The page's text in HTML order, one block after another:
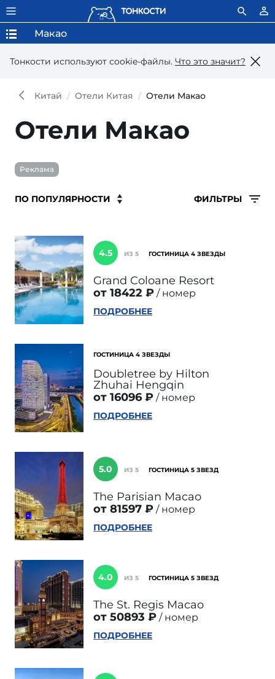
Тонкости используют сookie-файлы. Что это значит?
Макао
Китай Отели Китая Отели Макао
Отели Макао
Реклама
ФИЛЬТРЫ
4.5 ИЗ 5 ГОСТИНИЦА 4 ЗВЕЗДЫ
Grand Coloane Resort
от 18422 ₽
номер
ПОДРОБНЕЕ
ГОСТИНИЦА 4 ЗВЕЗДЫ
Doubletree by Hilton
Zhuhai Hengqin
от 16096 ₽
номер
ПОДРОБНЕЕ
5.0 ИЗ 5 ГОСТИНИЦА 5 ЗВЕЗД
The Parisian Macao
от 81597 ₽
номер
ПОДРОБНЕЕ
4.0 ИЗ 5 ГОСТИНИЦА 5 ЗВЕЗД
The St. Regis Macao
от 50893 ₽
номер
ПОДРОБНЕЕ